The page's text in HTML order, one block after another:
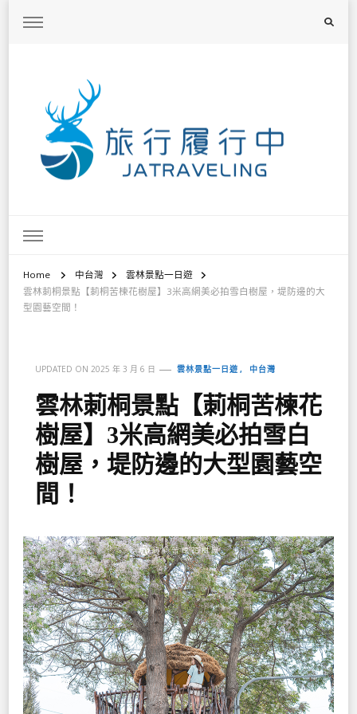
Home 中台灣
雲林景點一日遊
雲林莿桐景點【莿桐苦楝花樹屋】3米高網美必拍雪白樹屋，堤防邊的大
型園藝空間！
UPDATED ON 2025 年 3 月 6 日 雲林景點一日遊 中台灣
雲林莿桐景點【莿桐苦楝花
樹屋】3米高網美必拍雪白
樹屋，堤防邊的大型園藝空
間！